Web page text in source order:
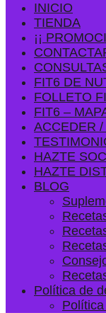
INICIO
TIENDA
¡¡
FIT6 DE
FOLLETO
FIT6 –
ACCEDER
HAZTE
HAZTE
BLOG
Política de